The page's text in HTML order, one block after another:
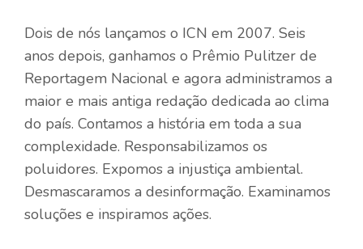
Dois de nós lançamos o ICN em 2007. Seis
anos depois, ganhamos o Prêmio Pulitzer de
Reportagem Nacional e agora administramos a
maior e mais antiga redação dedicada ao clima
do país. Contamos a história em toda a sua
complexidade. Responsabilizamos os
poluidores. Expomos a injustiça ambiental.
Desmascaramos a desinformação. Examinamos
soluções e inspiramos ações.